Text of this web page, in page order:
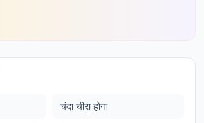
चंदा चीरा होगा